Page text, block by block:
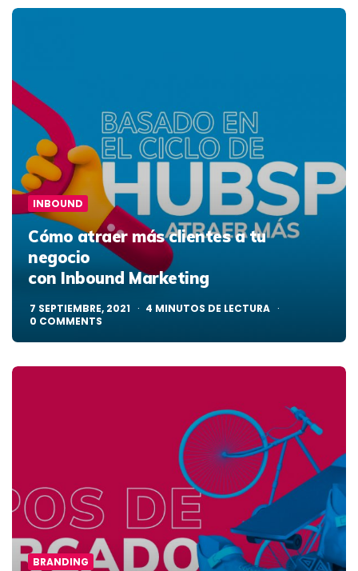
INBOUND
Cómo atraer más clientes a tu
negocio
con Inbound Marketing
7 SEPTIEMBRE, 2021 4 MINUTOS DE LECTURA
0 COMMENTS
BRANDING